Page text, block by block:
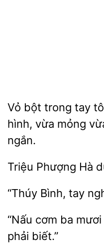
Vỏ bột trong tay
vừa mỏng
ngắn.
Triệu Hà
“Thúy tay
“Nấu ba mươi
phải biết.”